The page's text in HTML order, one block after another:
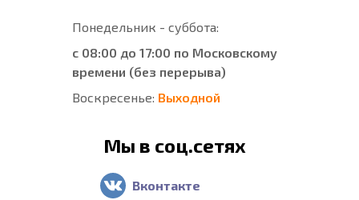
Понедельник - суббота:
с 08:00 до 17:00 по Московскому
времени (без перерыва)
Воскресенье: Выходной
Мы в соц.сетях
Вконтакте